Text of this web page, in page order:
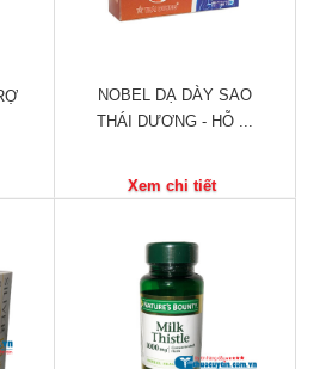
NOBEL DẠ DÀY SAO
THÁI DƯƠNG - HỖ ...
Xem chi tiết